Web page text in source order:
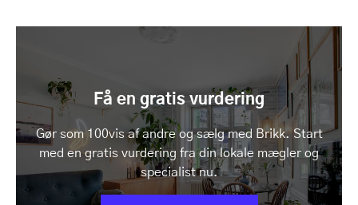
Få en gratis vurdering
Gør som 100vis af andre og sælg med Brikk. Start
med en gratis vurdering fra din lokale mægler og
specialist nu.